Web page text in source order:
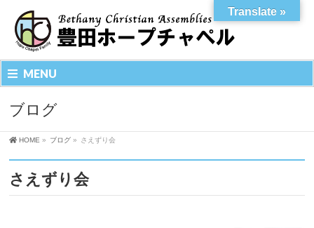
MENU
ブログ
HOME » ブログ » さえずり会
さえずり会
Translate »